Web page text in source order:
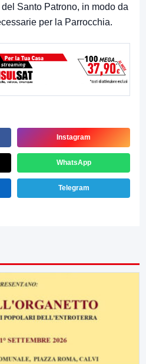
Santo Patrono, in modo da
per la Parrocchia.
Instagram
WhatsApp
Telegram